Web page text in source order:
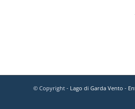
© Copyright - Lago di Garda Vento -